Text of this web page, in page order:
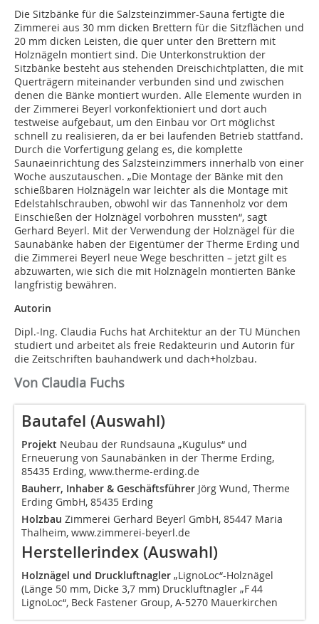
Die Sitzbänke für die Salzsteinzimmer-Sauna fertigte die
Zimmerei aus 30 mm dicken Brettern für die Sitzflächen und
20 mm dicken Leisten, die quer unter den Brettern mit
Holznägeln montiert sind. Die Unterkonstruktion der
Sitzbänke besteht aus stehenden Dreischichtplatten, die mit
Querträgern miteinander verbunden sind und zwischen
denen die Bänke montiert wurden. Alle Elemente wurden in
der Zimmerei Beyerl vorkonfektioniert und dort auch
testweise aufgebaut, um den Einbau vor Ort möglichst
schnell zu realisieren, da er bei laufenden Betrieb stattfand.
Durch die Vorfertigung gelang es, die komplette
Saunaeinrichtung des Salzsteinzimmers innerhalb von einer
Woche auszutauschen. „Die Montage der Bänke mit den
schießbaren Holznägeln war leichter als die Montage mit
Edelstahlschrauben, obwohl wir das Tannenholz vor dem
Einschießen der Holznägel vorbohren mussten“, sagt
Gerhard Beyerl. Mit der Verwendung der Holznägel für die
Saunabänke haben der Eigentümer der Therme Erding und
die Zimmerei Beyerl neue Wege beschritten – jetzt gilt es
abzuwarten, wie sich die mit Holznägeln montierten Bänke
langfristig bewähren.
Autorin
Dipl.-Ing. Claudia Fuchs hat Architektur an der TU München
studiert und arbeitet als freie Redakteurin und Autorin für
die Zeitschriften bauhandwerk und dach+holzbau.
Von Claudia Fuchs
Bautafel (Auswahl)
Projekt Neubau der Rundsauna „Kugulus“ und
Erneuerung von Saunabänken in der Therme Erding,
85435 Erding, www.therme-erding.de
Bauherr, Inhaber & Geschäftsführer Jörg Wund, Therme
Erding GmbH, 85435 Erding
Holzbau Zimmerei Gerhard Beyerl GmbH, 85447 Maria
Thalheim, www.zimmerei-beyerl.de
Herstellerindex (Auswahl)
Holznägel und Druckluftnagler „LignoLoc“-Holznägel
(Länge 50 mm, Dicke 3,7 mm) Druckluftnagler „F 44
LignoLoc“, Beck Fastener Group, A-5270 Mauerkirchen